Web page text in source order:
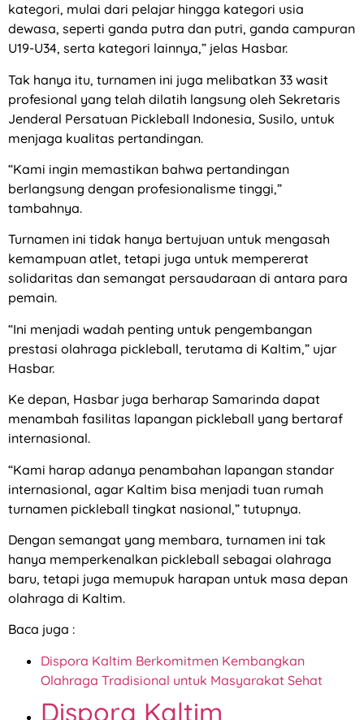
kategori, mulai dari pelajar hingga kategori usia
dewasa, seperti ganda putra dan putri, ganda campuran
U19-U34, serta kategori lainnya,” jelas Hasbar.
Tak hanya itu, turnamen ini juga melibatkan 33 wasit
profesional yang telah dilatih langsung oleh Sekretaris
Jenderal Persatuan Pickleball Indonesia, Susilo, untuk
menjaga kualitas pertandingan.
“Kami ingin memastikan bahwa pertandingan
berlangsung dengan profesionalisme tinggi,”
tambahnya.
Turnamen ini tidak hanya bertujuan untuk mengasah
kemampuan atlet, tetapi juga untuk mempererat
solidaritas dan semangat persaudaraan di antara para
pemain.
“Ini menjadi wadah penting untuk pengembangan
prestasi olahraga pickleball, terutama di Kaltim,” ujar
Hasbar.
Ke depan, Hasbar juga berharap Samarinda dapat
menambah fasilitas lapangan pickleball yang bertaraf
internasional.
“Kami harap adanya penambahan lapangan standar
internasional, agar Kaltim bisa menjadi tuan rumah
turnamen pickleball tingkat nasional,” tutupnya.
Dengan semangat yang membara, turnamen ini tak
hanya memperkenalkan pickleball sebagai olahraga
baru, tetapi juga memupuk harapan untuk masa depan
olahraga di Kaltim.
Baca juga :
Dispora Kaltim Berkomitmen Kembangkan
Olahraga Tradisional untuk Masyarakat Sehat
Dispora Kaltim